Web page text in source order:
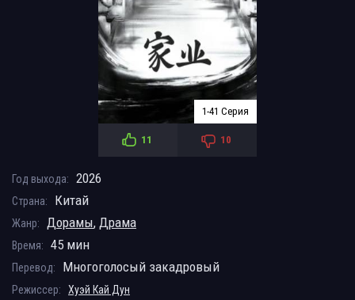
1-41 Серия
11 10
Год выхода: 2026
Страна: Китай
Жанр: Дорамы, Драма
Время: 45 мин
Перевод: Многоголосый закадровый
Режиссер:
Хуэй Кай Дун